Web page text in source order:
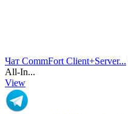
Чат CommFort Client+Server...
All-In...
View